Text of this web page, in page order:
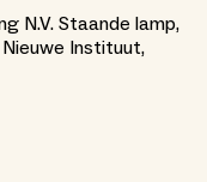
N.V. Staande lamp,
Instituut,